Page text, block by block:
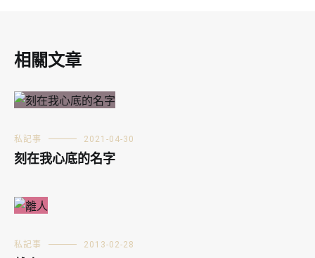
相關文章
私記事 2021-04-30
刻在我心底的名字
私記事 2013-02-28